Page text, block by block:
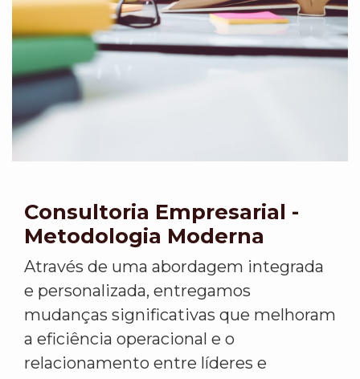
Consultoria Empresarial -
Metodologia Moderna
Através de uma abordagem integrada
e personalizada, entregamos
mudanças significativas que melhoram
a eficiência operacional e o
relacionamento entre líderes e